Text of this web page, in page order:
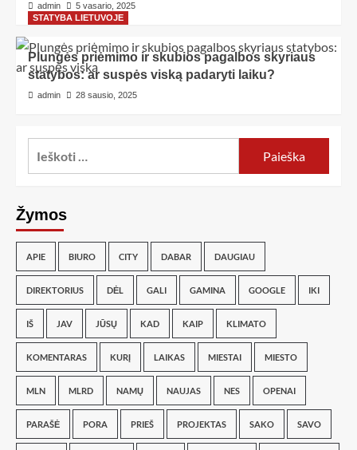
admin
5 vasario, 2025
STATYBA LIETUVOJE
Plungės priėmimo ir skubios pagalbos skyriaus
statybos: ar suspės viską padaryti laiku?
admin 28 sausio, 2025
Žymos
APIE BIURO CITY DABAR DAUGIAU
DIREKTORIUS DĖL GALI GAMINA GOOGLE IKI
IŠ JAV JŪSŲ KAD KAIP KLIMATO
KOMENTARAS KURĮ LAIKAS MIESTAI MIESTO
MLN MLRD NAMŲ NAUJAS NES OPENAI
PARAŠĖ PORA PRIEŠ PROJEKTAS SAKO SAVO